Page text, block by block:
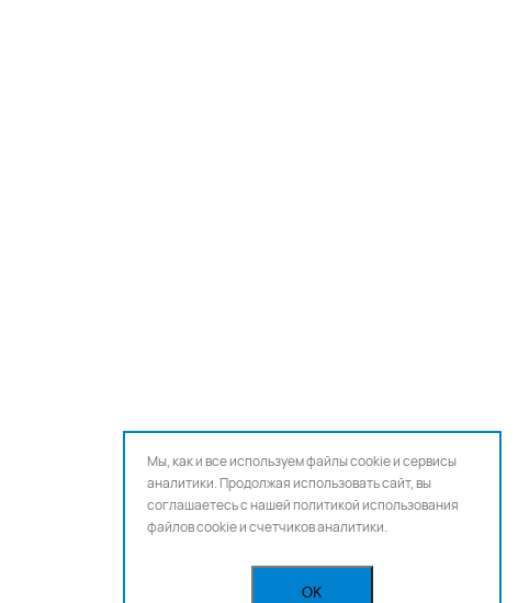
Мы, как и все используем файлы cookie и сервисы
аналитики. Продолжая использовать сайт, вы
соглашаетесь с нашейполитикой использования
файлов cookie и счетчиков аналитики.
OK